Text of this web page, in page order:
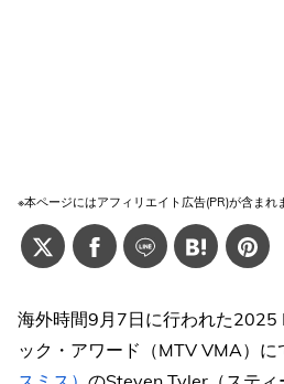
※本ページにはアフィリエイト広告(PR)が含まれ
海外時間9月7日に行われた2025
ック・アワード（MTV VMA）に